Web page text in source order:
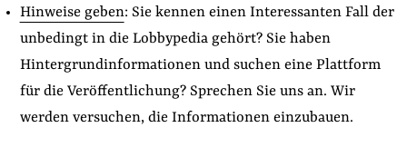
Hinweise geben: Sie kennen einen Interessanten Fall der
unbedingt in die Lobbypedia gehört? Sie haben
Hintergrundinformationen und suchen eine Plattform
für die Veröffentlichung? Sprechen Sie uns an. Wir
werden versuchen, die Informationen einzubauen.